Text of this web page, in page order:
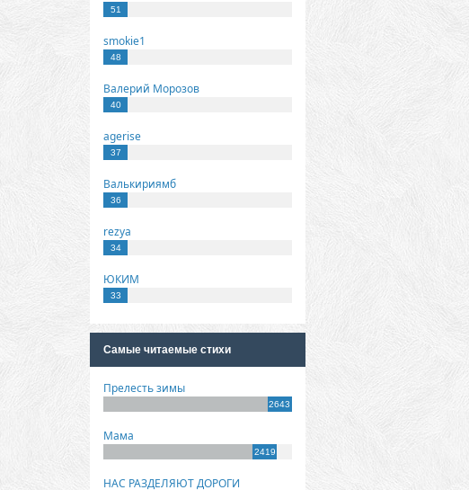
51
smokie1
48
Валерий Морозов
40
agerise
37
Валькириямб
36
rezya
34
ЮКИМ
33
Самые читаемые стихи
Прелесть зимы
2643
Мама
2419
НАС РАЗДЕЛЯЮТ ДОРОГИ